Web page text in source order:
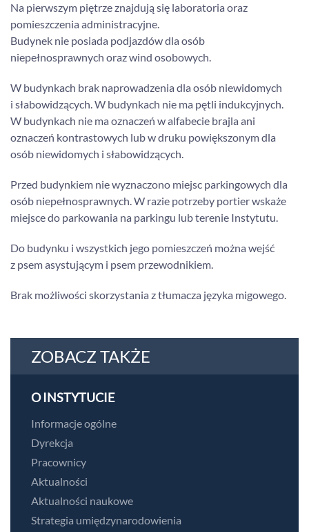
Na pierwszym piętrze znajdują się laboratoria oraz
pomieszczenia administracyjne.
Budynek nie posiada podjazdów dla osób
niepełnosprawnych oraz wind osobowych.
W budynkach brak naprowadzenia dla osób niewidomych
i słabowidzących. W budynkach nie ma pętli indukcyjnych.
W budynkach nie ma oznaczeń w alfabecie brajla ani
oznaczeń kontrastowych lub w druku powiększonym dla
osób niewidomych i słabowidzących.
Przed budynkiem nie wyznaczono miejsc parkingowych dla
osób niepełnosprawnych. W razie potrzeby portier wskaże
miejsce do parkowania na parkingu lub terenie Instytutu.
Do budynku i wszystkich jego pomieszczeń można wejść
z psem asystującym i psem przewodnikiem.
Brak możliwości skorzystania z tłumacza języka migowego.
ZOBACZ TAKŻE
O INSTYTUCIE
Informacje ogólne
Dyrekcja
Pracownicy
Aktualności
Aktualności naukowe
Strategia umiędzynarodowienia